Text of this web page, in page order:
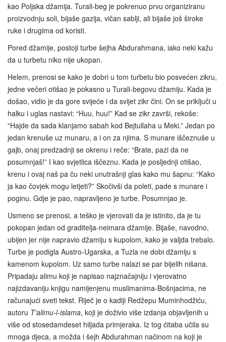
kao Poljska džamija. Turali-beg je pokrenuo prvu organiziranu
proizvodnju soli, bijaše gazija, vičan sablji, ali bijaše još široke
ruke i drugima od koristi.
Pored džamije, postoji turbe šejha Abdurahmana, iako neki kažu
da u turbetu niko nije ukopan.
Helem, prenosi se kako je dobri u tom turbetu bio posvećen zikru,
jedne večeri otišao je pokasno u Turali-begovu džamiju. Kada je
došao, vidio je da gore svijeće i da svijet zikr čini. On se priključi u
halku i uglas nastavi: “Huu, huu!” Kad se zikr završi, rekoše:
“Hajde da sada klanjamo sabah kod Bejtullaha u Meki.” Jedan po
jedan krenuše uz munaru, a i on za njima. S munare iščeznuše u
gajb, onaj predzadnji se okrenu i reče: “Brate, pazi da ne
posumnjaš!” I kao svjetlica iščeznu. Kada je posljednji otišao,
krenu i ovaj naš pa ču neki unutrašnji glas kako mu šapnu: “Kako
ja kao čovjek mogu letjeti?” Skočivši da poleti, pade s munare i
poginu. Gdje je pao, napravljeno je turbe. Posumnjao je.
Usmeno se prenosi, a teško je vjerovati da je istinito, da je tu
pokopan jedan od graditelja‑neimara džamije. Bijaše, navodno,
ubijen jer nije napravio džamiju s kupolom, kako je valjda trebalo.
Turbe je podigla Austro-Ugarska, a Tuzla ne dobi džamiju s
kamenom kupolom. Uz samo turbe nalazi se par bijelih nišana.
Pripadaju alimu koji je napisao najznačajniju i vjerovatno
najizdavaniju knjigu namijenjenu muslimanima-Bošnjacima, ne
računajući sveti tekst. Riječ je o kadiji Redžepu Muminhodžiću,
autoru T'alimu-l-islama, koji je doživio više izdanja objavljenih u
više od stosedamdeset hiljada primjeraka. Iz tog ćitaba učila su
mnoga djeca, a možda i šejh Abdurahman načinom na koji je